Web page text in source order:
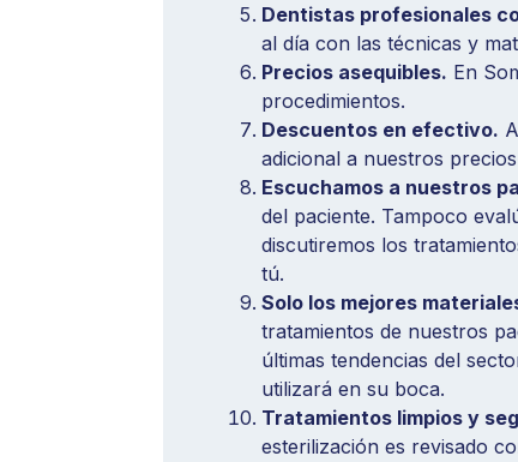
Dentistas profesionales
al día con las técnicas y
Precios asequibles. En
procedimientos.
Descuentos en efectivo.
adicional a nuestros
Escuchamos a nuestros
del paciente. Tampoco
discutiremos los
tú.
Solo los mejores
tratamientos de nuestros
últimas tendencias del
utilizará en su boca.
Tratamientos limpios y
esterilización es revisado